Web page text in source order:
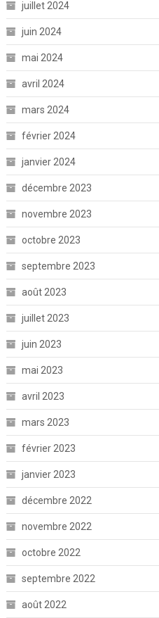
juillet 2024
juin 2024
mai 2024
avril 2024
mars 2024
février 2024
janvier 2024
décembre 2023
novembre 2023
octobre 2023
septembre 2023
août 2023
juillet 2023
juin 2023
mai 2023
avril 2023
mars 2023
février 2023
janvier 2023
décembre 2022
novembre 2022
octobre 2022
septembre 2022
août 2022